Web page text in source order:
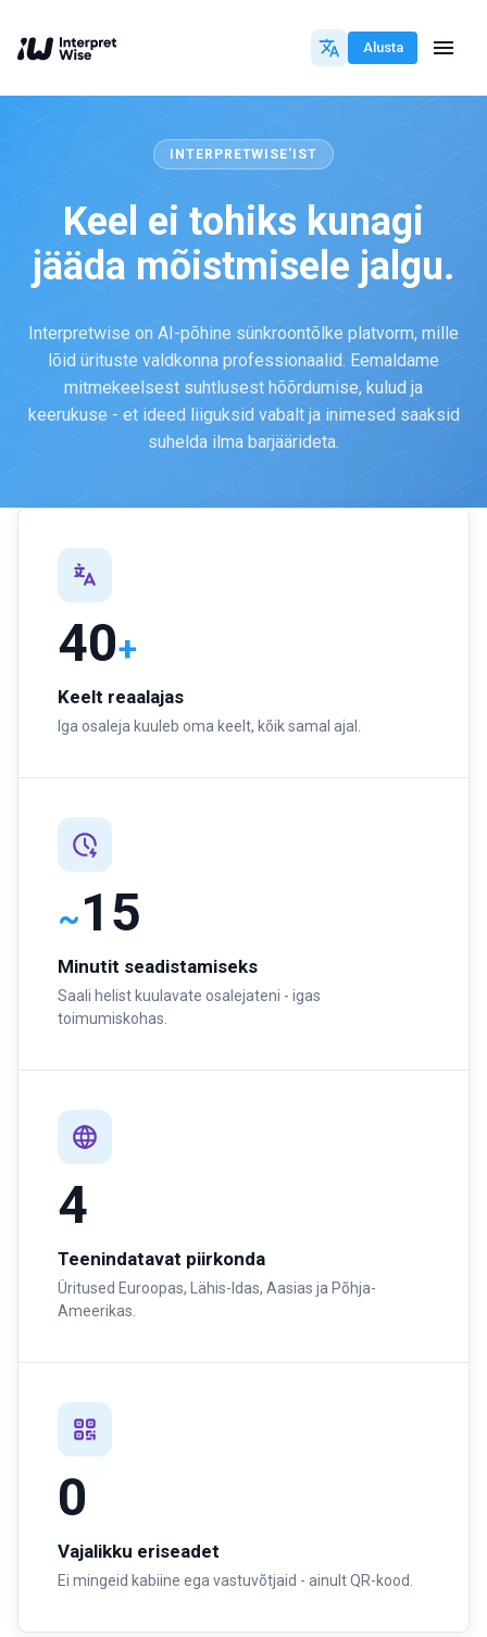
Alusta
INTERPRETWISE'IST
Keel ei tohiks kunagi
jääda mõistmisele jalgu.
Interpretwise on AI-põhine sünkroontõlke platvorm, mille
lõid ürituste valdkonna professionaalid. Eemaldame
mitmekeelsest suhtlusest hõõrdumise, kulud ja
keerukuse - et ideed liiguksid vabalt ja inimesed saaksid
suhelda ilma barjäärideta.
40+
Keelt reaalajas
Iga osaleja kuuleb oma keelt, kõik samal ajal.
~15
Minutit seadistamiseks
Saali helist kuulavate osalejateni - igas
toimumiskohas.
4
Teenindatavat piirkonda
Üritused Euroopas, Lähis-Idas, Aasias ja Põhja-
Ameerikas.
0
Vajalikku eriseadet
Ei mingeid kabiine ega vastuvõtjaid - ainult QR-kood.